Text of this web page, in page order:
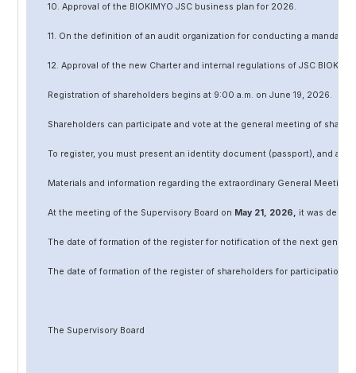
10. Approval of the BIOKIMYO JSC business plan for 2026.
11. On the definition of an audit organization for conducting a
12. Approval of the new Charter and internal regulations of JSC
Registration of shareholders begins at 9:00 a.m. on June 19, 2026.
Shareholders can participate and vote at the general meeting of
To register, you must present an identity document (passport), and a
Materials and information regarding the extraordinary General
At the meeting of the Supervisory Board on May21, 2026, it was
The date of formation of the register for notification of the next
The date of formation of the register of shareholders for participation
The Supervisory Board